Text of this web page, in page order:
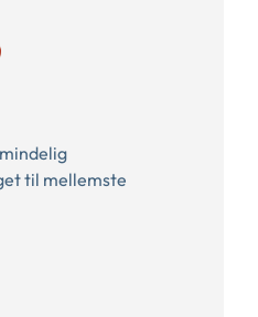
til mellemste